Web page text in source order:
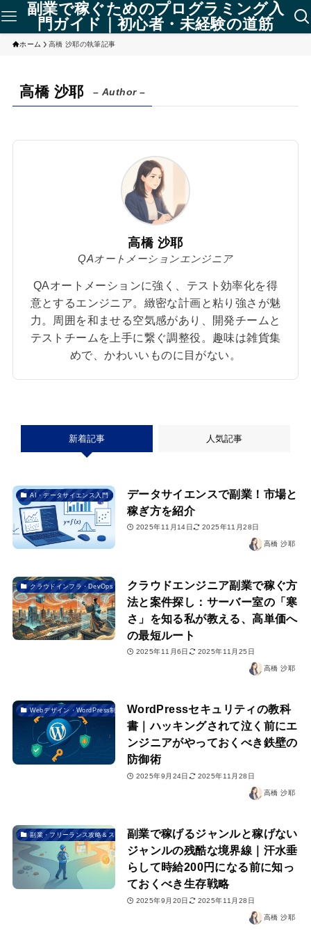
副業で稼ぐためのプログラミング入
門ガイド｜初心者・未経験の道筋
ホーム 高橋 沙耶の執筆記事
高橋 沙耶 – Author –
高橋 沙耶
QAオートメーションエンジニア
QAオートメーションに強く、テスト効率化を得
意とするエンジニア。緻密な計画と粘り強さが魅
力。周囲を和ませる空気感があり、開発チームと
テストチームを上手に繋ぐ調整役。趣味は雑貨集
めで、かわいいものに目がない。
新着記事 人気記事
AI・データサイエンス入門
データサイエンスで副業！市場と
稼ぎ方を紹介
2025年11月14日 2025年11月28日
高橋 沙耶
クラウドインフラ・DevOps
クラウドエンジニア副業で稼ぐ方
法と案件探し：サーバー室の「寒
さ」を知る私が教える、高単価へ
の最短ルート
2025年11月6日 2025年11月25日
高橋 沙耶
Webデザイン・WordPress制作
WordPressセキュリティの教科
書｜ハッキングされて泣く前にエ
ンジニアがやっておくべき鉄壁の
防御術
2025年9月24日 2025年11月28日
高橋 沙耶
副業・フリーランス攻略＆スクール選び副業で稼げるジャンルと稼げない
ジャンルの残酷な境界線｜汗水垂
らして時給200円になる前に知っ
ておくべき生存戦略
2025年9月20日 2025年11月28日
高橋 沙耶